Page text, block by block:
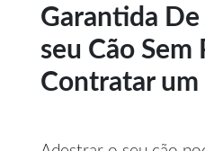
Garantida
seu Cão Sem
Contratar